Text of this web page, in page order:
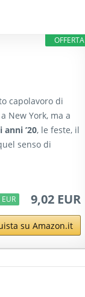
OFFERTA
capolavoro di
New York, ma a
’20, le feste, il
senso di
9,02 EUR
su Amazon.it